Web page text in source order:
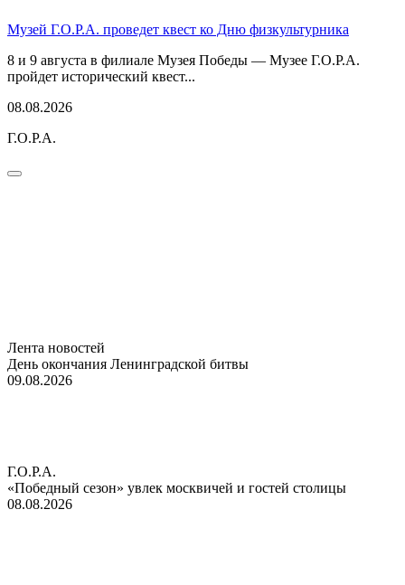
Музей Г.О.Р.А. проведет квест ко Дню физкультурника
8 и 9 августа в филиале Музея Победы — Музее Г.О.Р.А.
пройдет исторический квест...
08.08.2026
Г.О.Р.А.
Лента новостей
День окончания Ленинградской битвы
09.08.2026
Г.О.Р.А.
«Победный сезон» увлек москвичей и гостей столицы
08.08.2026